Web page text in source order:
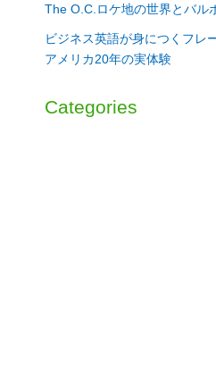
The O.C.ロケ地の世界とバル
ビジネス英語が身につくフレ
アメリカ20年の実体験
Categories